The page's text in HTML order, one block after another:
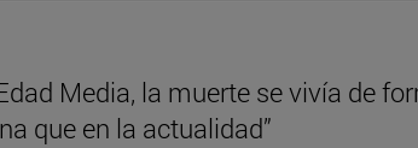
Media, la muerte se vivía de
que en la actualidad”